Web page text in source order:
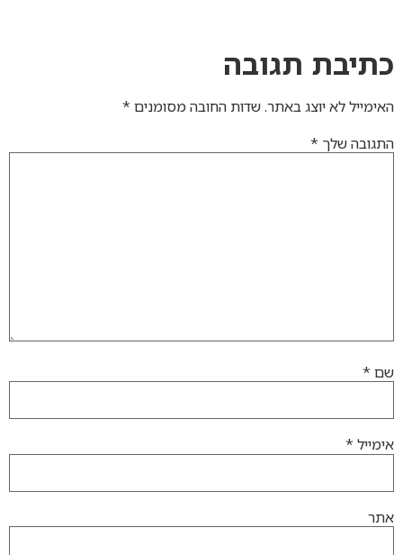
כתיבת תגובה
האימייל לא יוצג באתר.שדות החובה מסומנים *
התגובה שלך *
שם *
אימייל *
אתר